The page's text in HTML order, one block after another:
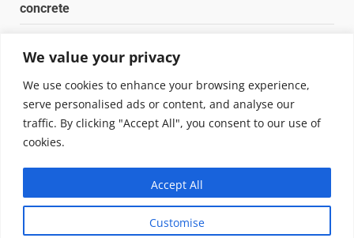
We value your privacy
We use cookies to enhance your browsing experience,
serve personalised ads or content, and analyse our
traffic. By clicking "Accept All", you consent to our use of
cookies.
Customise
Accept All
concrete
Pulizia naturale della casa: 3 ingredienti che
sostituiscono 10 prodotti chimici
Copyright © 2025 Biopianeta.it proprietà di Jws Media
Questo blog non è una testata giornalistica, in quanto
viene aggiornato senza alcuna periodicità. Non può
pertanto considerarsi un prodotto editoriale ai sensi
della legge n. 62 del 07.03.2001|DarkNewsvon AF